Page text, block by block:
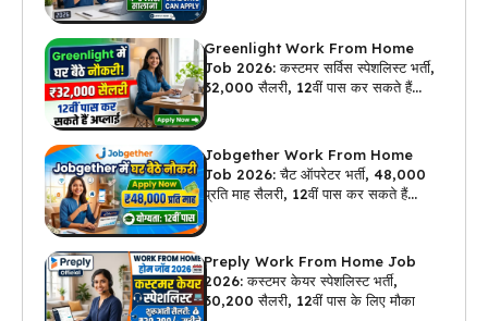
Greenlight Work From Home
Job 2026: कस्टमर सर्विस स्पेशलिस्ट भर्ती,
₹32,000 सैलरी, 12वीं पास कर सकते हैं
Jobgether Work From Home
Job 2026: चैट ऑपरेटर भर्ती, ₹48,000
प्रति माह सैलरी, 12वीं पास कर सकते हैं
Preply Work From Home Job
2026: कस्टमर केयर स्पेशलिस्ट भर्ती,
₹30,200 सैलरी, 12वीं पास के लिए मौका